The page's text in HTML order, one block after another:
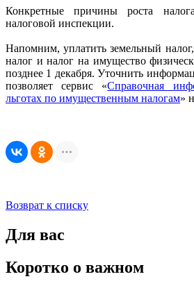
Конкретные причины роста
налоговой инспекции.
Напомним, уплатить земельный
налог и налог на имущество
позднее 1 декабря. Уточнить
позволяет сервис «Справочная
льготах по имущественным налогам»
Возврат к списку
Для вас
Коротко о важном